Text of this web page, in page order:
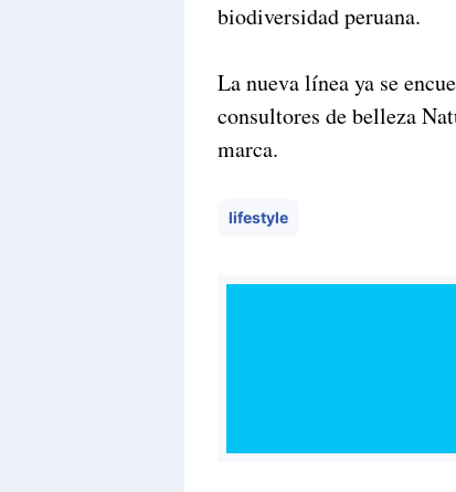
biodiversidad peruana.
La nueva línea ya se
consultores de belleza
marca.
lifestyle